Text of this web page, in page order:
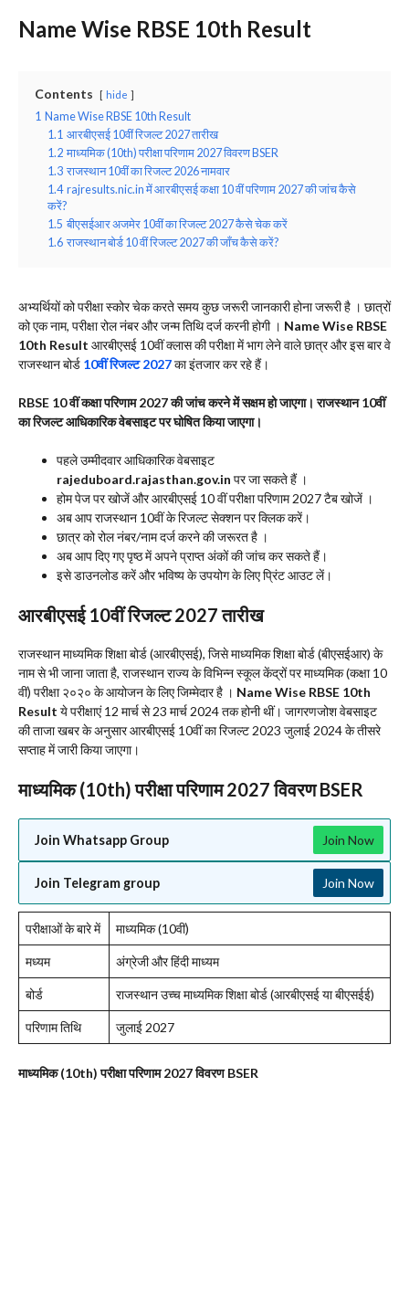
Name Wise RBSE 10th Result
Contents hide
1 Name Wise RBSE 10th Result
1.1 आरबीएसई 10वीं रिजल्ट 2027 तारीख
1.2 माध्यमिक (10th) परीक्षा परिणाम 2027 विवरण BSER
1.3 राजस्थान 10वीं का रिजल्ट 2026 नामवार
1.4 rajresults.nic.in में आरबीएसई कक्षा 10 वीं परिणाम 2027 की जांच कैसे
करें?
1.5 बीएसईआर अजमेर 10वीं का रिजल्ट 2027 कैसे चेक करें
1.6 राजस्थान बोर्ड 10 वीं रिजल्ट 2027 की जाँच कैसे करें?
अभ्यर्थियों को परीक्षा स्कोर चेक करते समय कुछ जरूरी जानकारी होना जरूरी है । छात्रों
को एक नाम, परीक्षा रोल नंबर और जन्म तिथि दर्ज करनी होगी । Name Wise RBSE
10th Result आरबीएसई 10वीं क्लास की परीक्षा में भाग लेने वाले छात्र और इस बार वे
राजस्थान बोर्ड 10वीं रिजल्ट 2027का इंतजार कर रहे हैं।
RBSE 10 वीं कक्षा परिणाम 2027 की जांच करने में सक्षम हो जाएगा। राजस्थान 10वीं
का रिजल्ट आधिकारिक वेबसाइट पर घोषित किया जाएगा।
पहले उम्मीदवार आधिकारिक वेबसाइट
rajeduboard.rajasthan.gov.in पर जा सकते हैं ।
होम पेज पर खोजें और आरबीएसई 10 वीं परीक्षा परिणाम 2027 टैब खोजें ।
अब आप राजस्थान 10वीं के रिजल्ट सेक्शन पर क्लिक करें।
छात्र को रोल नंबर/नाम दर्ज करने की जरूरत है ।
अब आप दिए गए पृष्ठ में अपने प्राप्त अंकों की जांच कर सकते हैं।
इसे डाउनलोड करें और भविष्य के उपयोग के लिए प्रिंट आउट लें।
आरबीएसई 10वीं रिजल्ट 2027 तारीख
राजस्थान माध्यमिक शिक्षा बोर्ड (आरबीएसई), जिसे माध्यमिक शिक्षा बोर्ड (बीएसईआर) के
नाम से भी जाना जाता है, राजस्थान राज्य के विभिन्न स्कूल केंद्रों पर माध्यमिक (कक्षा 10
वीं) परीक्षा २०२० के आयोजन के लिए जिम्मेदार है । Name Wise RBSE 10th
Result ये परीक्षाएं 12 मार्च से 23 मार्च 2024 तक होनी थीं। जागरणजोश वेबसाइट
की ताजा खबर के अनुसार आरबीएसई 10वीं का रिजल्ट 2023 जुलाई 2024 के तीसरे
सप्ताह में जारी किया जाएगा।
माध्यमिक (10th) परीक्षा परिणाम 2027 विवरण BSER
Join Whatsapp Group Join Now
Join Telegram group Join Now
परीक्षाओं के बारे में माध्यमिक (10वीं)
मध्यम अंग्रेजी और हिंदी माध्यम
बोर्ड राजस्थान उच्च माध्यमिक शिक्षा बोर्ड (आरबीएसई या बीएसईई)
परिणाम तिथि जुलाई 2027
माध्यमिक (10th) परीक्षा परिणाम 2027 विवरण BSER